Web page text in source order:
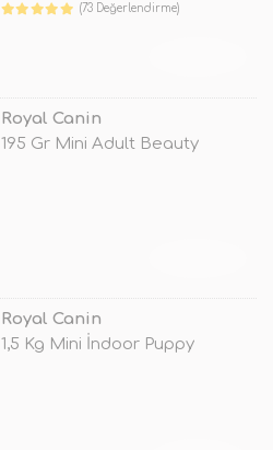
(73 Değerlendirme)
Royal Canin
195 Gr Mini Adult Beauty
Royal Canin
1,5 Kg Mini İndoor Puppy